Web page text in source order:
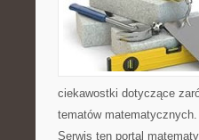
ciekawostki dotyczące
tematów
Serwis ten portal